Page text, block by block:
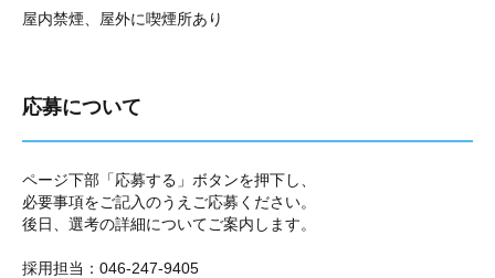
屋内禁煙、屋外に喫煙所あり
応募について
ページ下部「応募する」ボタンを押下し、
必要事項をご記入のうえご応募ください。
後日、選考の詳細についてご案内します。
採用担当：046-247-9405